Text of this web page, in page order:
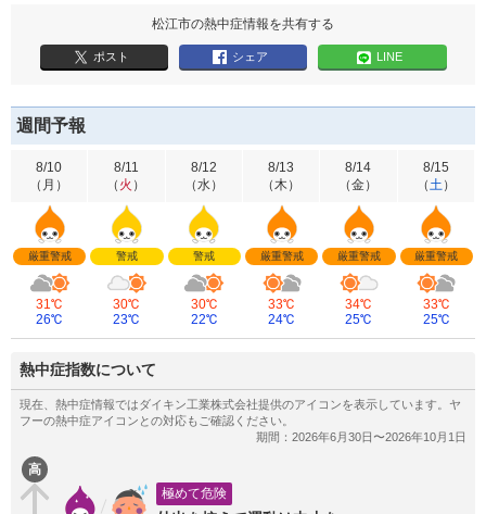
松江市の熱中症情報を共有する
ポスト シェア LINE
週間予報
8/10
（ 月 ）
厳重警戒
31℃
26℃
8/11
（ 火 ）
警戒
30℃
23℃
8/12
（水）
警戒
30℃
22℃
8/13
（木）
厳重警戒
33℃
24℃
8/14
（金）
厳重警戒
34℃
25℃
8/15
（土）
厳重警戒
33℃
25℃
熱中症指数について
高
極めて危険